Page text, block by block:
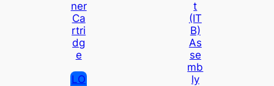
Ner
Ca
Rtri
Dg
E
LO
T
(IT
B)
As
Se
Mb
Ly